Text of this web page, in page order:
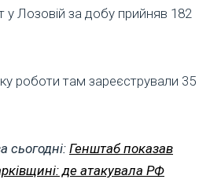
у Лозовій за добу прийняв 182
роботи там зареєстрували 35
сьогодні: Генштаб показав
де атакувала РФ